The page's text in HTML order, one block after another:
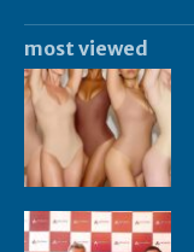
most viewed